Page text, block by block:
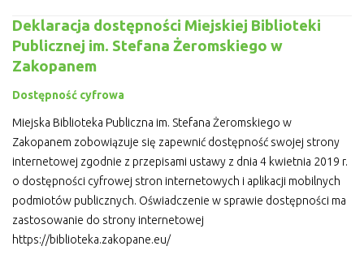
Deklaracja dostępności Miejskiej Biblioteki
Publicznej im. Stefana Żeromskiego w
Zakopanem
Dostępność cyfrowa
Miejska Biblioteka Publiczna im. Stefana Żeromskiego w
Zakopanem zobowiązuje się zapewnić dostępność swojej strony
internetowej zgodnie z przepisami ustawy z dnia 4 kwietnia 2019 r.
o dostępności cyfrowej stron internetowych i aplikacji mobilnych
podmiotów publicznych. Oświadczenie w sprawie dostępności ma
zastosowanie do strony internetowej
https://biblioteka.zakopane.eu/